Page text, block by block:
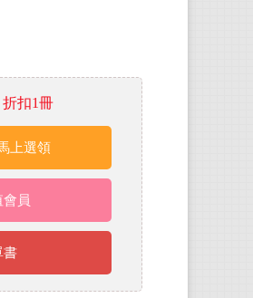
折扣1冊
上選領
會員
書